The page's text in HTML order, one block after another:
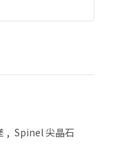
, Spinel 尖晶石